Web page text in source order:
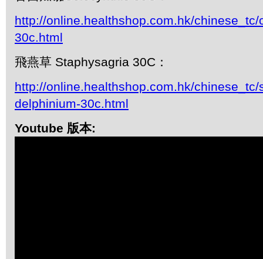
http://online.healthshop.com.hk/
30c.html
飛燕草 Staphysagria 30C：
http://online.healthshop.com.hk/chinese_tc/
delphinium-30c.html
Youtube 版本: